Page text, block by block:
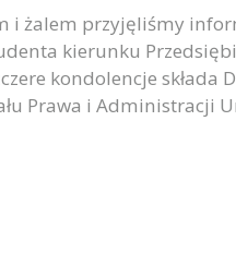
i żalem przyjęliśmy
kierunku
kondolencje składa
Prawa i Administracji